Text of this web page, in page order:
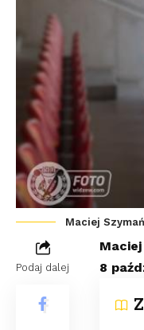
Maciej
Podaj dalej
8